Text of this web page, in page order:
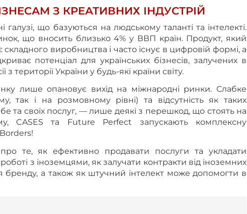
З КРЕАТИВНИХ ІНДУСТРІЙ
галузі, що базуються на людському таланті та інтелекті.
що вносить близько 4% у ВВП країн. Продукт, який
складного виробництва і часто існує в цифровій формі, а
потенціал для українських бізнесів, залучених в
з території України у будь-які країни світу.
лише опановує вихід на міжнародні ринки. Слабке
так і на розмовному рівні) та відсутність як таких
та своїх послуг, — лише деякі з перешкод, що стоять на
CASES та Future Perfect запускають комплексну
те, як ефективно продавати послуги та укладати
з іноземцями, як залучати контракти від іноземних
бренду, а також як штучний інтелект може допомогти в